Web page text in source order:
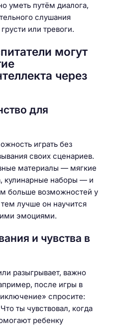
уметь путём диалога,
слушания
или тревоги.
могут
через
для
играть без
своих сценариев.
материалы — мягкие
кулинарные наборы — и
больше возможностей у
лучше он научится
эмоциями.
и чувства в
разыгрывает, важно
после игры в
спросите:
ты чувствовал, когда
ребенку